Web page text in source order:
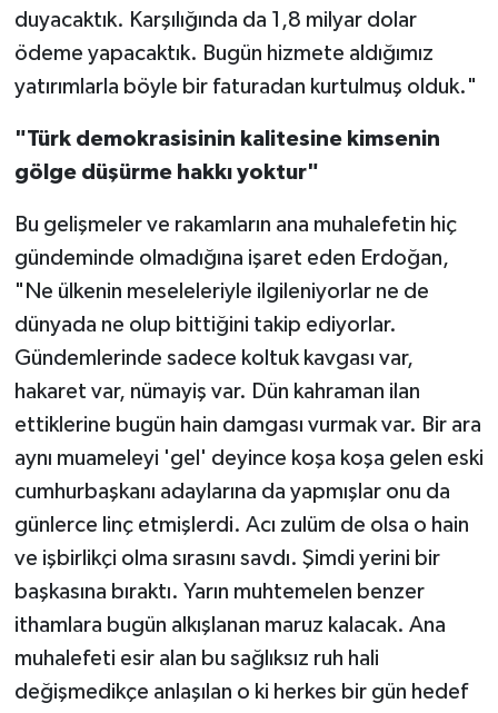
duyacaktık. Karşılığında da 1,8 milyar dolar
ödeme yapacaktık. Bugün hizmete aldığımız
yatırımlarla böyle bir faturadan kurtulmuş olduk."
"Türk demokrasisinin kalitesine kimsenin
gölge düşürme hakkı yoktur"
Bu gelişmeler ve rakamların ana muhalefetin hiç
gündeminde olmadığına işaret eden Erdoğan,
"Ne ülkenin meseleleriyle ilgileniyorlar ne de
dünyada ne olup bittiğini takip ediyorlar.
Gündemlerinde sadece koltuk kavgası var,
hakaret var, nümayiş var. Dün kahraman ilan
ettiklerine bugün hain damgası vurmak var. Bir ara
aynı muameleyi 'gel' deyince koşa koşa gelen eski
cumhurbaşkanı adaylarına da yapmışlar onu da
günlerce linç etmişlerdi. Acı zulüm de olsa o hain
ve işbirlikçi olma sırasını savdı. Şimdi yerini bir
başkasına bıraktı. Yarın muhtemelen benzer
ithamlara bugün alkışlanan maruz kalacak. Ana
muhalefeti esir alan bu sağlıksız ruh hali
değişmedikçe anlaşılan o ki herkes bir gün hedef